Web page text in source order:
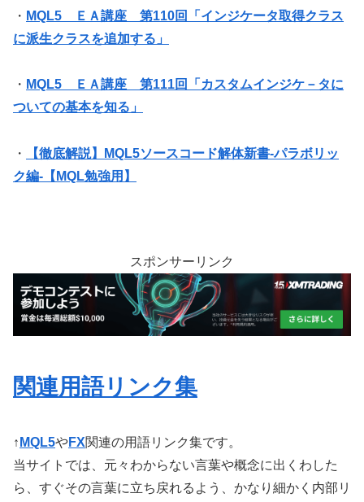
・ MQL5 ＥＡ講座 第110回「インジケータ取得クラス
に派生クラスを追加する」
・ MQL5 ＥＡ講座 第111回「カスタムインジケ－タに
ついての基本を知る」
・
【徹底解説】MQL5ソースコード解体新書-パラボリッ
ク編-【MQL勉強用】
スポンサーリンク
関連用語リンク集
↑ MQL5やFX関連の用語リンク集です。
当サイトでは、元々わからない言葉や概念に出くわした
ら、すぐその言葉に立ち戻れるよう、かなり細かく内部リ